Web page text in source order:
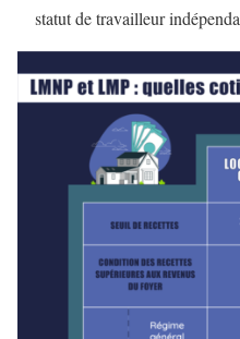
statut de travailleur